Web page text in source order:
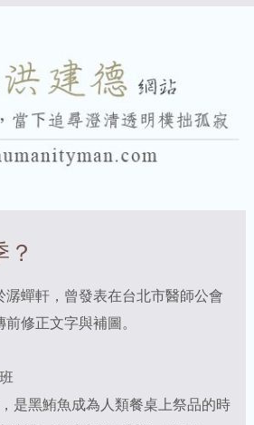
潺蟬軒，曾發表在台北市醫師公會
修正文字與補圖。
是黑鮪魚成為人類餐桌上祭品的時